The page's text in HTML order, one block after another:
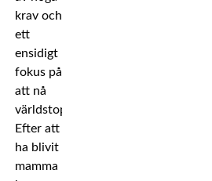
krav och
ett
ensidigt
fokus på
att nå
världstoppen.
Efter att
ha blivit
mamma